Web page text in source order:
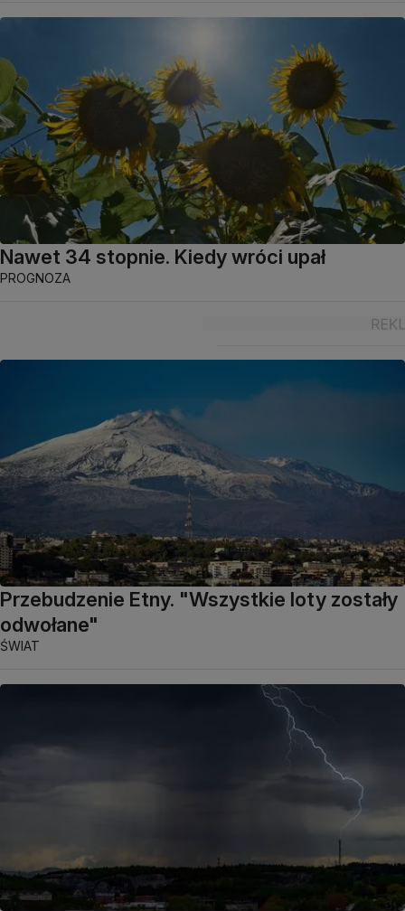
Nawet 34 stopnie. Kiedy wróci upał
PROGNOZA
Przebudzenie Etny. "Wszystkie loty zostały
odwołane"
ŚWIAT